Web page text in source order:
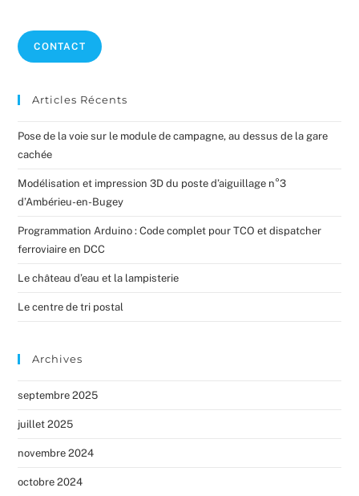
CONTACT
Articles Récents
Pose de la voie sur le module de campagne, au dessus de la gare
cachée
Modélisation et impression 3D du poste d’aiguillage n°3
d’Ambérieu-en-Bugey
Programmation Arduino : Code complet pour TCO et dispatcher
ferroviaire en DCC
Le château d’eau et la lampisterie
Le centre de tri postal
Archives
septembre 2025
juillet 2025
novembre 2024
octobre 2024